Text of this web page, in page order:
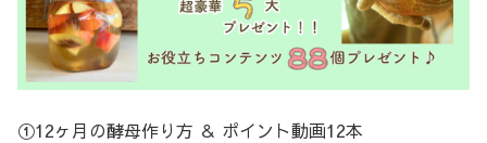
①12ヶ月の酵母作り方 ＆ ポイント動画12本